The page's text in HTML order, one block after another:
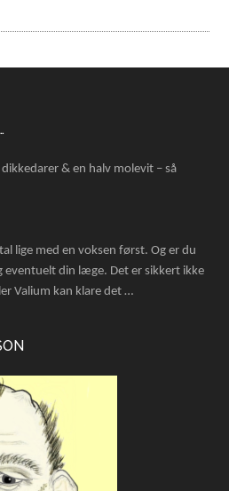
& en halv molevit – så
lige med en voksen først. Og er du
din læge. Det er sikkert ikke
Valium kan klare det …